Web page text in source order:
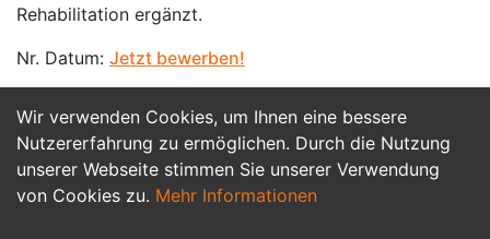
Wir verwenden Cookies, um Ihnen eine bessere
Nutzererfahrung zu ermöglichen. Durch die Nutzung
unserer Webseite stimmen Sie unserer Verwendung
von Cookies zu. Mehr Informationen
Rehabilitation ergänzt.
Nr. Datum: Jetzt bewerben!
Jetzt Bewerben